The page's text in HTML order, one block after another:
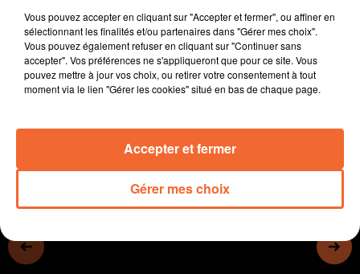
- Cécile Pivot est annoncée à Thouars ce mercredi pour
une rencontre littéraire.
- L'actualité sportive
Vous pouvez accepter en cliquant sur "Accepter et fermer", ou affiner en
sélectionnant les finalités et/ou partenaires dans "Gérer mes choix".
Vous pouvez également refuser en cliquant sur "Continuer sans
accepter". Vos préférences ne s'appliqueront que pour ce site. Vous
pouvez mettre à jour vos choix, ou retirer votre consentement à tout
moment via le lien "Gérer les cookies" situé en bas de chaque page.
Gérer mes choix
Accepter et fermer